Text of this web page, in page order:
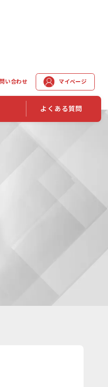
問い合わせ マイページ
よくある質問